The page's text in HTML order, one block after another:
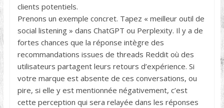
clients potentiels.
Prenons un exemple concret. Tapez « meilleur outil de
social listening » dans ChatGPT ou Perplexity. Il y a de
fortes chances que la réponse intègre des
recommandations issues de threads Reddit où des
utilisateurs partagent leurs retours d’expérience. Si
votre marque est absente de ces conversations, ou
pire, si elle y est mentionnée négativement, c’est
cette perception qui sera relayée dans les réponses